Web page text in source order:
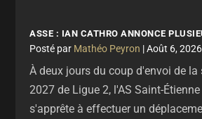
ASSE : IAN CATHRO ANNONCE
par Mathéo Peyron |Août 6, 2026
À deux jours du coup d'envoi de la
2027 de Ligue 2, l'AS Saint-Étienne
s'apprête à effectuer un